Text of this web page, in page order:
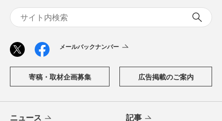
からAI活用、キャリアまで、ソフトウェア開発にかかわる
すべての人の学びと成長を支える最新情報と実践知をお届